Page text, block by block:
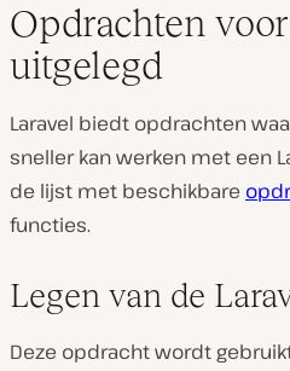
Opdrachten
uitgelegd
Laravel biedt opdrachten
sneller kan werken met een
de lijst met beschikbare
functies.
Legen van de
Deze opdracht wordt